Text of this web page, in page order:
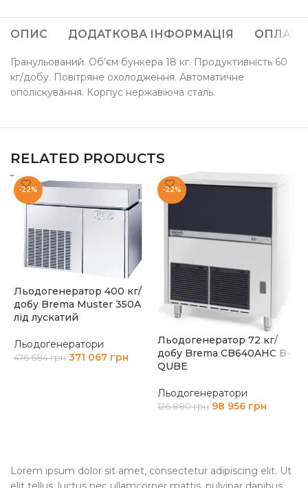
ОПИС ДОДАТКОВА ІНФОРМАЦІЯ ОПЛАТА
Гранульований. Об’єм бункера 18 кг. Продуктивність 60
кг/добу. Повітряне охолодження. Автоматичне
ополіскування. Корпус нержавіюча сталь.
RELATED PRODUCTS
-22%
Льодогенератор 400 кг/
добу Brema Muster 350A
лід лускатий
Льодогенератори
476 684грн 371 067 грн
-22%
Льодогенератор 72 кг/
добу Brema CB640AHC B-
QUBE
Льодогенератори
126 880грн 98 956 грн
Lorem ipsum dolor sit amet, consectetur adipiscing elit. Ut